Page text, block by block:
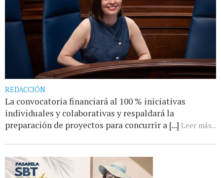
REDACCIÓN
La convocatoria financiará al 100 % iniciativas
individuales y colaborativas y respaldará la
preparación de proyectos para concurrir a [...] Leer más...